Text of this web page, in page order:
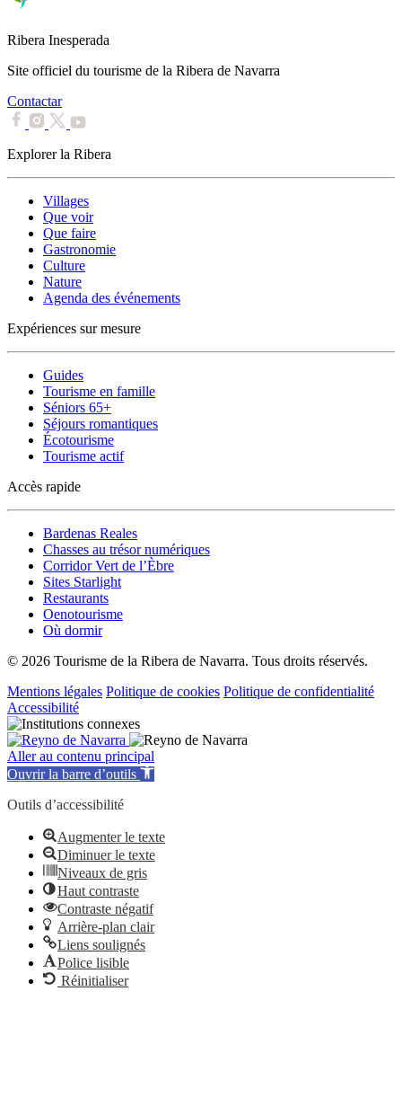
Ribera Inesperada
Site officiel du tourisme de la Ribera de Navarra
Contactar
Explorer la Ribera
Villages
Que voir
Que faire
Gastronomie
Culture
Nature
Agenda des événements
Expériences sur mesure
Guides
Tourisme en famille
Séniors 65+
Séjours romantiques
Écotourisme
Tourisme actif
Accès rapide
Bardenas Reales
Chasses au trésor numériques
Corridor Vert de l’Èbre
Sites Starlight
Restaurants
Oenotourisme
Où dormir
© 2026 Tourisme de la Ribera de Navarra. Tous droits réservés.
Mentions légales Politique de cookies Politique de confidentialité
Accessibilité
Aller au contenu principal
Ouvrir la barre d’outils
Outils d’accessibilité
Augmenter le texte
Diminuer le texte
Niveaux de gris
Haut contraste
Contraste négatif
Arrière-plan clair
Liens soulignés
Police lisible
Réinitialiser